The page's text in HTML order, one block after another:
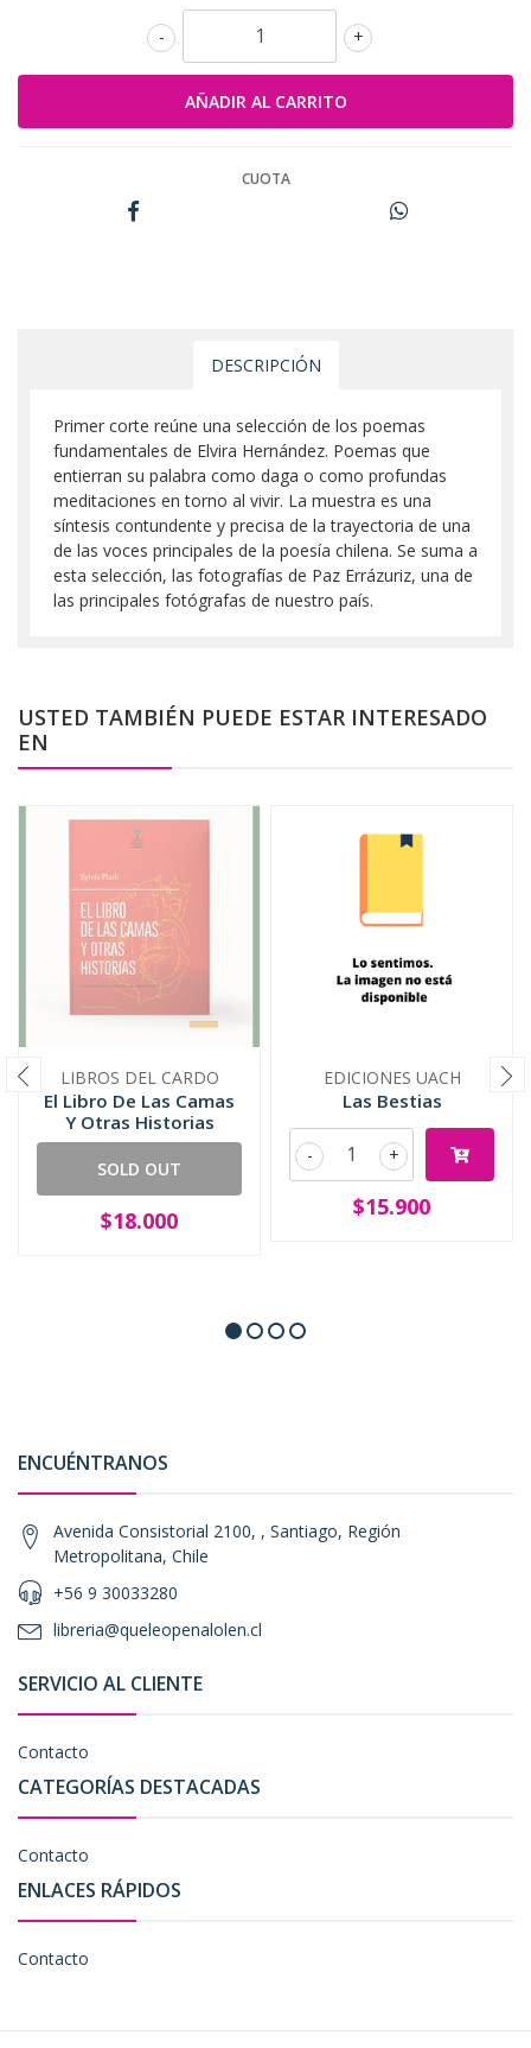
+
-
CUOTA
DESCRIPCIÓN
Primer corte reúne una selección de los poemas
fundamentales de Elvira Hernández. Poemas que
entierran su palabra como daga o como profundas
meditaciones en torno al vivir. La muestra es una
síntesis contundente y precisa de la trayectoria de una
de las voces principales de la poesía chilena. Se suma a
esta selección, las fotografías de Paz Errázuriz, una de
las principales fotógrafas de nuestro país.
USTED TAMBIÉN PUEDE ESTAR INTERESADO
EN
LIBROS DEL CARDO
El Libro De Las Camas
Y Otras Historias
SOLD OUT
$18.000
EDICIONES UACH
Las Bestias
+
-
$15.900
ENCUÉNTRANOS
Avenida Consistorial 2100, , Santiago, Región
Metropolitana, Chile
+56 9 30033280
libreria@queleopenalolen.cl
SERVICIO AL CLIENTE
Contacto
CATEGORÍAS DESTACADAS
Contacto
ENLACES RÁPIDOS
Contacto